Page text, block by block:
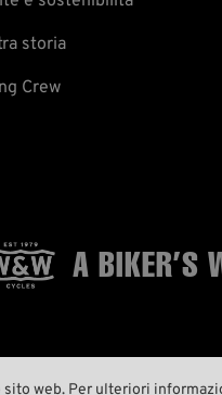
web. Per ulteriori
storia
Crew
A BIKER’S